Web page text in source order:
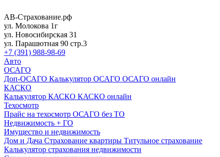
АВ-Страхование.рф
ул. Молокова 1г
ул. Новосибирская 31
ул. Парашютная 90 стр.3
+7 (391) 988-98-69
Авто
ОСАГО
Доп-ОСАГО Калькулятор ОСАГО ОСАГО онлайн
КАСКО
Калькулятор КАСКО КАСКО онлайн
Техосмотр
Прайс на техосмотр ОСАГО без ТО
Недвижимость + ГО
Имущество и недвижимость
Дом и Дача Страхование квартиры Титульное страхование
Калькулятор страхования недвижимости